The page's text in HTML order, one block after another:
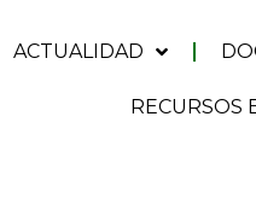
ACTUALIDAD
RECURSOS